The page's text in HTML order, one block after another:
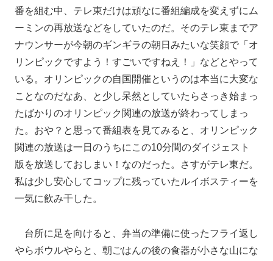
番を組む中、テレ東だけは頑なに番組編成を変えずにム
ーミンの再放送などをしていたのだ。そのテレ東までア
ナウンサーが今朝のギンギラの朝日みたいな笑顔で「オ
リンピックですよう！すごいですねえ！」などとやって
いる。オリンピックの自国開催というのは本当に大変な
ことなのだなあ、と少し呆然としていたらさっき始まっ
たばかりのオリンピック関連の放送が終わってしまっ
た。おや？と思って番組表を見てみると、オリンピック
関連の放送は一日のうちにこの10分間のダイジェスト
版を放送しておしまい！なのだった。さすがテレ東だ。
私は少し安心してコップに残っていたルイボスティーを
一気に飲み干した。
台所に足を向けると、弁当の準備に使ったフライ返し
やらボウルやらと、朝ごはんの後の食器が小さな山にな